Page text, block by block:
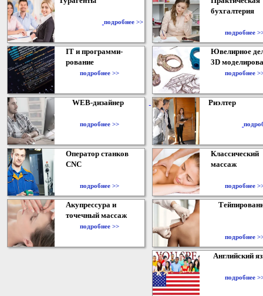
подробнее >>
бухгалтерия
подробнее
IT и программи-
рование
подробнее >>
Ювелирное
3D
подробнее
WEB-дизайнер
подробнее >>
Риэлтер
Оператор станков
CNC
подробнее >>
Классический
массаж
подробнее
Акупрессура и
точечный массаж
подробнее >>
подробнее
Английский
подробнее